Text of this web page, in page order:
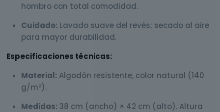
hombro con total comodidad.
Cuidado: Lavado suave del revés; secado al aire
para mayor durabilidad.
Especificaciones técnicas:
Material: Algodón resistente, color natural (140
g/m²).
Medidas: 38 cm (ancho) × 42 cm (alto). Altura